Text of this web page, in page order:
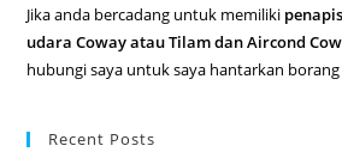
Jika anda bercadang untuk memiliki
udara Coway atau Tilam dan Aircond
hubungi saya untuk saya hantarkan
Recent Posts